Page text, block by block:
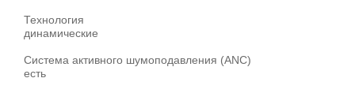
Технология
динамические
Система активного шумоподавления (ANC)
есть